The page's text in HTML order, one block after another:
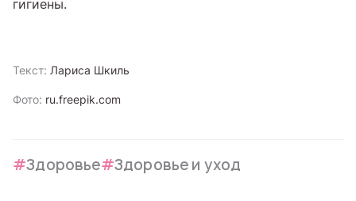
гигиены.
Текст: Лариса Шкиль
Фото: ru.freepik.com
Здоровье Здоровье и уход